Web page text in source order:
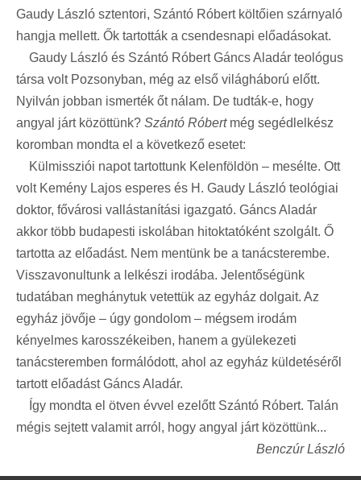
Gaudy László sztentori, Szántó Róbert költőien szárnyaló
hangja mellett. Ők tartották a csendesnapi előadásokat.
Gaudy László és Szántó Róbert Gáncs Aladár teológus
társa volt Pozsonyban, még az első világháború előtt.
Nyilván jobban ismerték őt nálam. De tudták-e, hogy
angyal járt közöttünk? Szántó Róbert még segédlelkész
koromban mondta el a következő esetet:
Külmissziói napot tartottunk Kelenföldön – mesélte. Ott
volt Kemény Lajos esperes és H. Gaudy László teológiai
doktor, fővárosi vallástanítási igazgató. Gáncs Aladár
akkor több budapesti iskolában hitoktatóként szolgált. Ő
tartotta az előadást. Nem mentünk be a tanácsterembe.
Visszavonultunk a lelkészi irodába. Jelentőségünk
tudatában meghánytuk vetettük az egyház dolgait. Az
egyház jövője – úgy gondolom – mégsem irodám
kényelmes karosszékeiben, hanem a gyülekezeti
tanácsteremben formálódott, ahol az egyház küldetéséről
tartott előadást Gáncs Aladár.
Így mondta el ötven évvel ezelőtt Szántó Róbert. Talán
mégis sejtett valamit arról, hogy angyal járt közöttünk...
Benczúr László